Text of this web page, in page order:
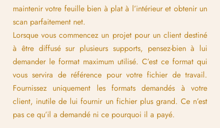
maintenir votre feuille bien à plat à l’intérieur et obtenir un
scan parfaitement net.
Lorsque vous commencez un projet pour un client destiné
à être diffusé sur plusieurs supports, pensez-bien à lui
demander le format maximum utilisé. C’est ce format qui
vous servira de référence pour votre fichier de travail.
Fournissez uniquement les formats demandés à votre
client, inutile de lui fournir un fichier plus grand. Ce n’est
pas ce qu’il a demandé ni ce pourquoi il a payé.